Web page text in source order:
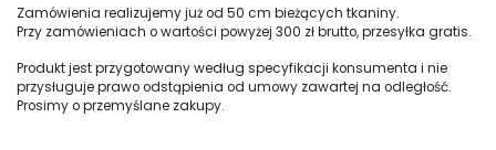
Zamówienia realizujemy już od 50 cm bieżących tkaniny.
Przy zamówieniach o wartości powyżej 300 zł brutto, przesyłka gratis.
Produkt jest przygotowany według specyfikacji konsumenta i nie
przysługuje prawo odstąpienia od umowy zawartej na odległość.
Prosimy o przemyślane zakupy.